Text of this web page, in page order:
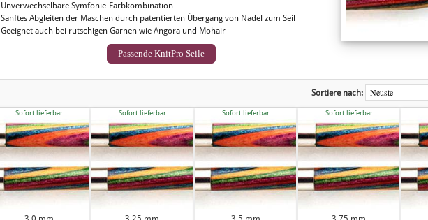
Unverwechselbare Symfonie-Farbkombination
Sanftes Abgleiten der Maschen durch patentierten Übergang von Nadel zum Seil
Geeignet auch bei rutschigen Garnen wie Angora und Mohair
Passende KnitPro Seile
Sortiere nach:
Sofort lieferbar Sofort lieferbar Sofort lieferbar Sofort lieferbar